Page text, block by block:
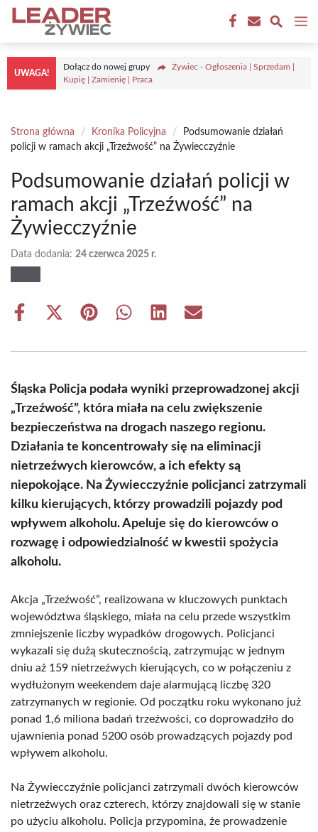
Przejdź
treści
UWAGA!
Dołącz do nowej grupy
Żywiec - Ogłoszenia | Sprzedam |
Kupię | Zamienię | Praca
Strona główna / Kronika Policyjna /
Podsumowanie działań
policji w ramach akcji „Trzeźwość” na Żywiecczyźnie
Podsumowanie działań policji w
ramach akcji „Trzeźwość” na
Żywiecczyźnie
Data dodania: 24 czerwca 2025 r.
Share
Share
(Twitter)
Share Share Share Share
Śląska Policja podała wyniki przeprowadzonej akcji
„Trzeźwość”, która miała na celu zwiększenie
bezpieczeństwa na drogach naszego regionu.
Działania te koncentrowały się na eliminacji
nietrzeźwych kierowców, a ich efekty są
niepokojące. Na Żywiecczyźnie policjanci zatrzymali
kilku kierujących, którzy prowadzili pojazdy pod
wpływem alkoholu. Apeluje się do kierowców o
rozwagę i odpowiedzialność w kwestii spożycia
alkoholu.
Akcja „Trzeźwość”, realizowana w kluczowych punktach
województwa śląskiego, miała na celu przede wszystkim
zmniejszenie liczby wypadków drogowych. Policjanci
wykazali się dużą skutecznością, zatrzymując w jednym
dniu aż 159 nietrzeźwych kierujących, co w połączeniu z
wydłużonym weekendem daje alarmującą liczbę 320
zatrzymanych w regionie. Od początku roku wykonano już
ponad 1,6 miliona badań trzeźwości, co doprowadziło do
ujawnienia ponad 5200 osób prowadzących pojazdy pod
wpływem alkoholu.
Na Żywiecczyźnie policjanci zatrzymali dwóch kierowców
nietrzeźwych oraz czterech, którzy znajdowali się w stanie
po użyciu alkoholu. Policja przypomina, że prowadzenie